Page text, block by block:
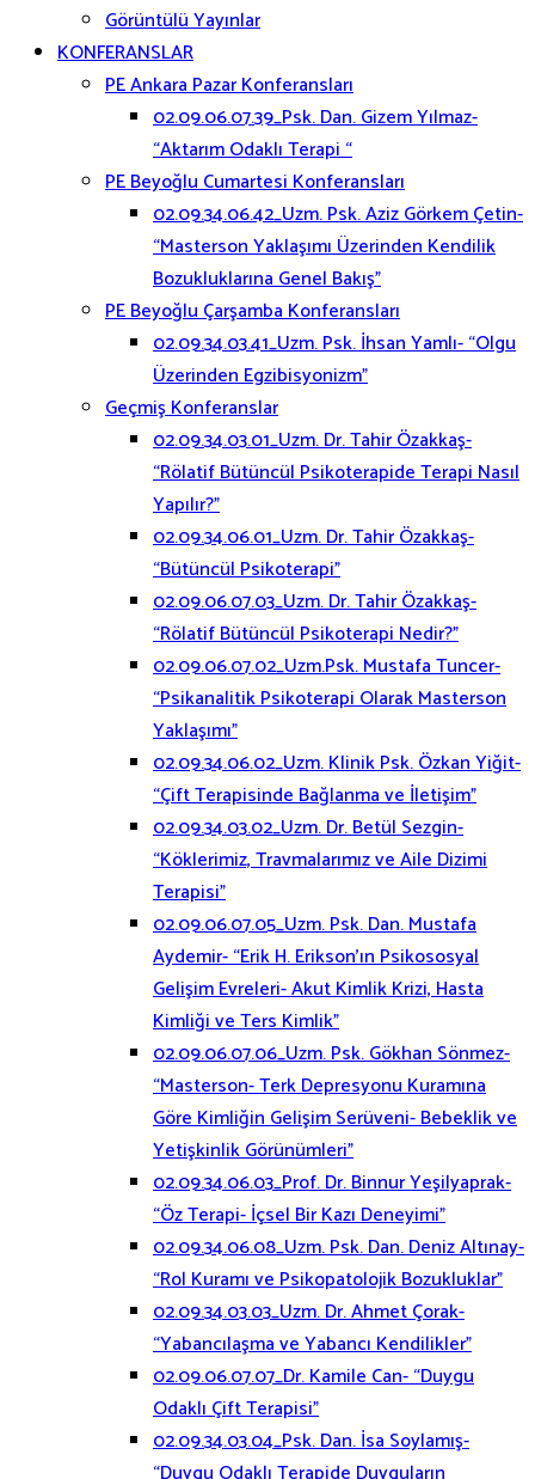
Görüntülü Yayınlar
KONFERANSLAR
PE Ankara Pazar Konferansları
02.09.06.07.39_Psk. Dan. Gizem Yılmaz-
“Aktarım Odaklı Terapi “
PE Beyoğlu Cumartesi Konferansları
02.09.34.06.42_Uzm. Psk. Aziz Görkem Çetin-
“Masterson Yaklaşımı Üzerinden Kendilik
Bozukluklarına Genel Bakış”
PE Beyoğlu Çarşamba Konferansları
02.09.34.03.41_Uzm. Psk. İhsan Yamlı- “Olgu
Üzerinden Egzibisyonizm”
Geçmiş Konferanslar
02.09.34.03.01_Uzm. Dr. Tahir Özakkaş-
“Rölatif Bütüncül Psikoterapide Terapi Nasıl
Yapılır?”
02.09.34.06.01_Uzm. Dr. Tahir Özakkaş-
“Bütüncül Psikoterapi”
02.09.06.07.03_Uzm. Dr. Tahir Özakkaş-
“Rölatif Bütüncül Psikoterapi Nedir?”
02.09.06.07.02_Uzm.Psk. Mustafa Tuncer-
“Psikanalitik Psikoterapi Olarak Masterson
Yaklaşımı”
02.09.34.06.02_Uzm. Klinik Psk. Özkan Yiğit-
“Çift Terapisinde Bağlanma ve İletişim”
02.09.34.03.02_Uzm. Dr. Betül Sezgin-
“Köklerimiz, Travmalarımız ve Aile Dizimi
Terapisi”
02.09.06.07.05_Uzm. Psk. Dan. Mustafa
Aydemir- “Erik H. Erikson’ın Psikososyal
Gelişim Evreleri- Akut Kimlik Krizi, Hasta
Kimliği ve Ters Kimlik”
02.09.06.07.06_Uzm. Psk. Gökhan Sönmez-
“Masterson- Terk Depresyonu Kuramına
Göre Kimliğin Gelişim Serüveni- Bebeklik ve
Yetişkinlik Görünümleri”
02.09.34.06.03_Prof. Dr. Binnur Yeşilyaprak-
“Öz Terapi- İçsel Bir Kazı Deneyimi”
02.09.34.06.08_Uzm. Psk. Dan. Deniz Altınay-
“Rol Kuramı ve Psikopatolojik Bozukluklar”
02.09.34.03.03_Uzm. Dr. Ahmet Çorak-
“Yabancılaşma ve Yabancı Kendilikler”
02.09.06.07.07_Dr. Kamile Can- “Duygu
Odaklı Çift Terapisi”
02.09.34.03.04_Psk. Dan. İsa Soylamış-